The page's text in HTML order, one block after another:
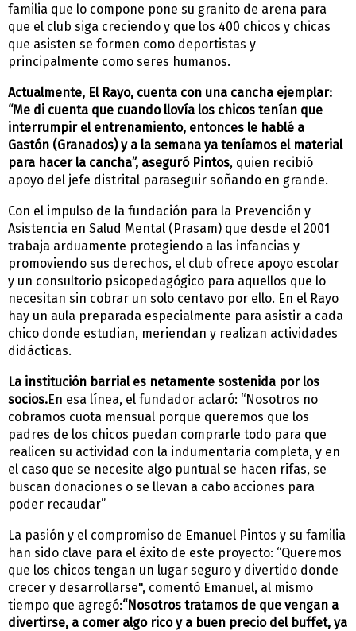
familia que lo compone pone su granito de arena para
que el club siga creciendo y que los 400 chicos y chicas
que asisten se formen como deportistas y
principalmente como seres humanos.
Actualmente, El Rayo, cuenta con una cancha ejemplar:
“Me di cuenta que cuando llovía los chicos tenían que
interrumpir el entrenamiento, entonces le hablé a
Gastón (Granados) y a la semana ya teníamos el material
para hacer la cancha”, aseguró Pintos, quien recibió
apoyo del jefe distrital paraseguir soñando en grande.
Con el impulso de la fundación para la Prevención y
Asistencia en Salud Mental (Prasam) que desde el 2001
trabaja arduamente protegiendo a las infancias y
promoviendo sus derechos, el club ofrece apoyo escolar
y un consultorio psicopedagógico para aquellos que lo
necesitan sin cobrar un solo centavo por ello. En el Rayo
hay un aula preparada especialmente para asistir a cada
chico donde estudian, meriendan y realizan actividades
didácticas.
La institución barrial es netamente sostenida por los
socios.En esa línea, el fundador aclaró: “Nosotros no
cobramos cuota mensual porque queremos que los
padres de los chicos puedan comprarle todo para que
realicen su actividad con la indumentaria completa, y en
el caso que se necesite algo puntual se hacen rifas, se
buscan donaciones o se llevan a cabo acciones para
poder recaudar”
La pasión y el compromiso de Emanuel Pintos y su familia
han sido clave para el éxito de este proyecto: “Queremos
que los chicos tengan un lugar seguro y divertido donde
crecer y desarrollarse", comentó Emanuel, al mismo
tiempo que agregó:“Nosotros tratamos de que vengan a
divertirse, a comer algo rico y a buen precio del buffet, ya